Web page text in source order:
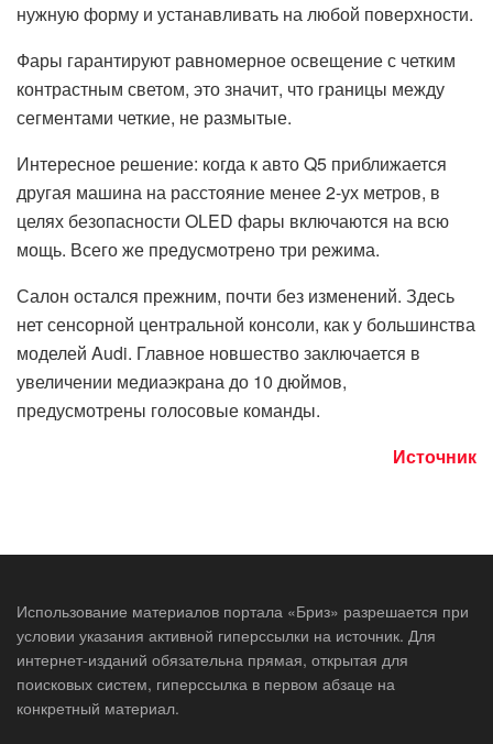
нужную форму и устанавливать на любой поверхности.
Фары гарантируют равномерное освещение с четким
контрастным светом, это значит, что границы между
сегментами четкие, не размытые.
Интересное решение: когда к авто Q5 приближается
другая машина на расстояние менее 2-ух метров, в
целях безопасности OLED фары включаются на всю
мощь. Всего же предусмотрено три режима.
Салон остался прежним, почти без изменений. Здесь
нет сенсорной центральной консоли, как у большинства
моделей Audi. Главное новшество заключается в
увеличении медиаэкрана до 10 дюймов,
предусмотрены голосовые команды.
Источник
Использование материалов портала «Бриз» разрешается при
условии указания активной гиперссылки на источник. Для
интернет-изданий обязательна прямая, открытая для
поисковых систем, гиперссылка в первом абзаце на
конкретный материал.